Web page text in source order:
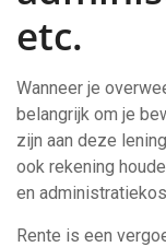
etc.
Wanneer je
belangrijk om je
zijn aan deze
ook rekening
en
Rente is een